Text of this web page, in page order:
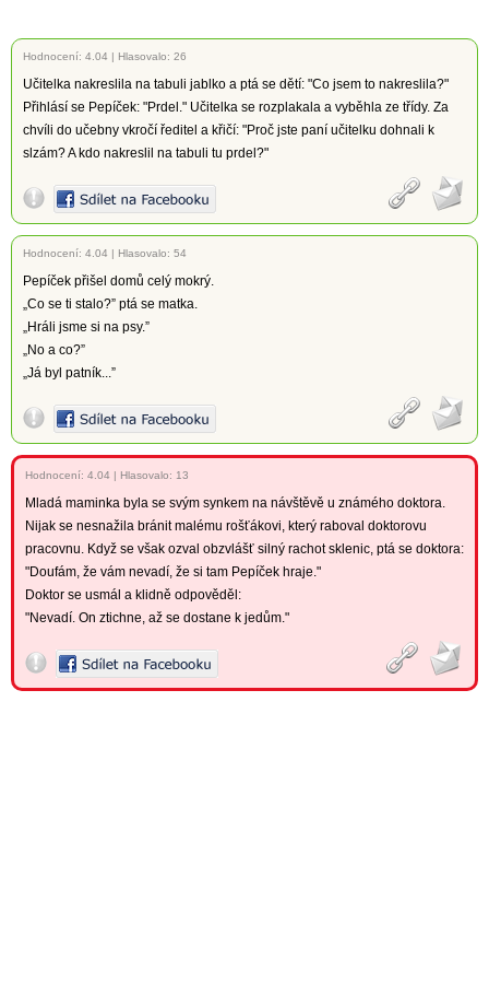
Hodnocení: 4.04 | Hlasovalo: 26
Učitelka nakreslila na tabuli jablko a ptá se dětí: "Co jsem to nakreslila?"
Přihlásí se Pepíček: "Prdel." Učitelka se rozplakala a vyběhla ze třídy. Za
chvíli do učebny vkročí ředitel a křičí: "Proč jste paní učitelku dohnali k
slzám? A kdo nakreslil na tabuli tu prdel?"
Hodnocení: 4.04 | Hlasovalo: 54
Pepíček přišel domů celý mokrý.
„Co se ti stalo?” ptá se matka.
„Hráli jsme si na psy.”
„No a co?”
„Já byl patník...”
Hodnocení: 4.04 | Hlasovalo: 13
Mladá maminka byla se svým synkem na návštěvě u známého doktora.
Nijak se nesnažila bránit malému rošťákovi, který raboval doktorovu
pracovnu. Když se však ozval obzvlášť silný rachot sklenic, ptá se doktora:
"Doufám, že vám nevadí, že si tam Pepíček hraje."
Doktor se usmál a klidně odpověděl:
"Nevadí. On ztichne, až se dostane k jedům."